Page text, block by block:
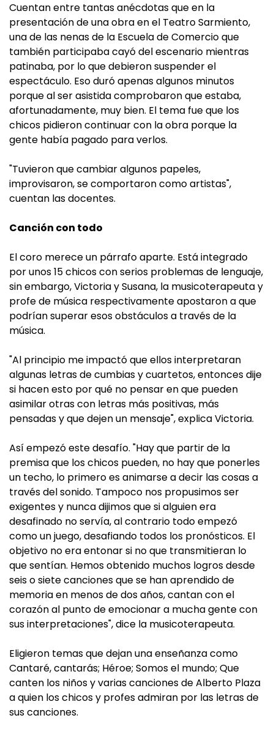
Cuentan entre tantas anécdotas que en la
presentación de una obra en el Teatro Sarmiento,
una de las nenas de la Escuela de Comercio que
también participaba cayó del escenario mientras
patinaba, por lo que debieron suspender el
espectáculo. Eso duró apenas algunos minutos
porque al ser asistida comprobaron que estaba,
afortunadamente, muy bien. El tema fue que los
chicos pidieron continuar con la obra porque la
gente había pagado para verlos.
"Tuvieron que cambiar algunos papeles,
improvisaron, se comportaron como artistas",
cuentan las docentes.
Canción con todo
El coro merece un párrafo aparte. Está integrado
por unos 15 chicos con serios problemas de lenguaje,
sin embargo, Victoria y Susana, la musicoterapeuta y
profe de música respectivamente apostaron a que
podrían superar esos obstáculos a través de la
música.
"Al principio me impactó que ellos interpretaran
algunas letras de cumbias y cuartetos, entonces dije
si hacen esto por qué no pensar en que pueden
asimilar otras con letras más positivas, más
pensadas y que dejen un mensaje", explica Victoria.
Así empezó este desafío. "Hay que partir de la
premisa que los chicos pueden, no hay que ponerles
un techo, lo primero es animarse a decir las cosas a
través del sonido. Tampoco nos propusimos ser
exigentes y nunca dijimos que si alguien era
desafinado no servía, al contrario todo empezó
como un juego, desafiando todos los pronósticos. El
objetivo no era entonar si no que transmitieran lo
que sentían. Hemos obtenido muchos logros desde
seis o siete canciones que se han aprendido de
memoria en menos de dos años, cantan con el
corazón al punto de emocionar a mucha gente con
sus interpretaciones", dice la musicoterapeuta.
Eligieron temas que dejan una enseñanza como
Cantaré, cantarás; Héroe; Somos el mundo; Que
canten los niños y varias canciones de Alberto Plaza
a quien los chicos y profes admiran por las letras de
sus canciones.